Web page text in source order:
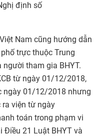
định số
Nam cũng hướng dẫn
trực thuộc Trung
tham gia BHYT.
từ ngày 01/12/2018,
ngày 01/12/2018 nhưng
viện từ ngày
toán trong phạm vi
Điều 21 Luật BHYT và